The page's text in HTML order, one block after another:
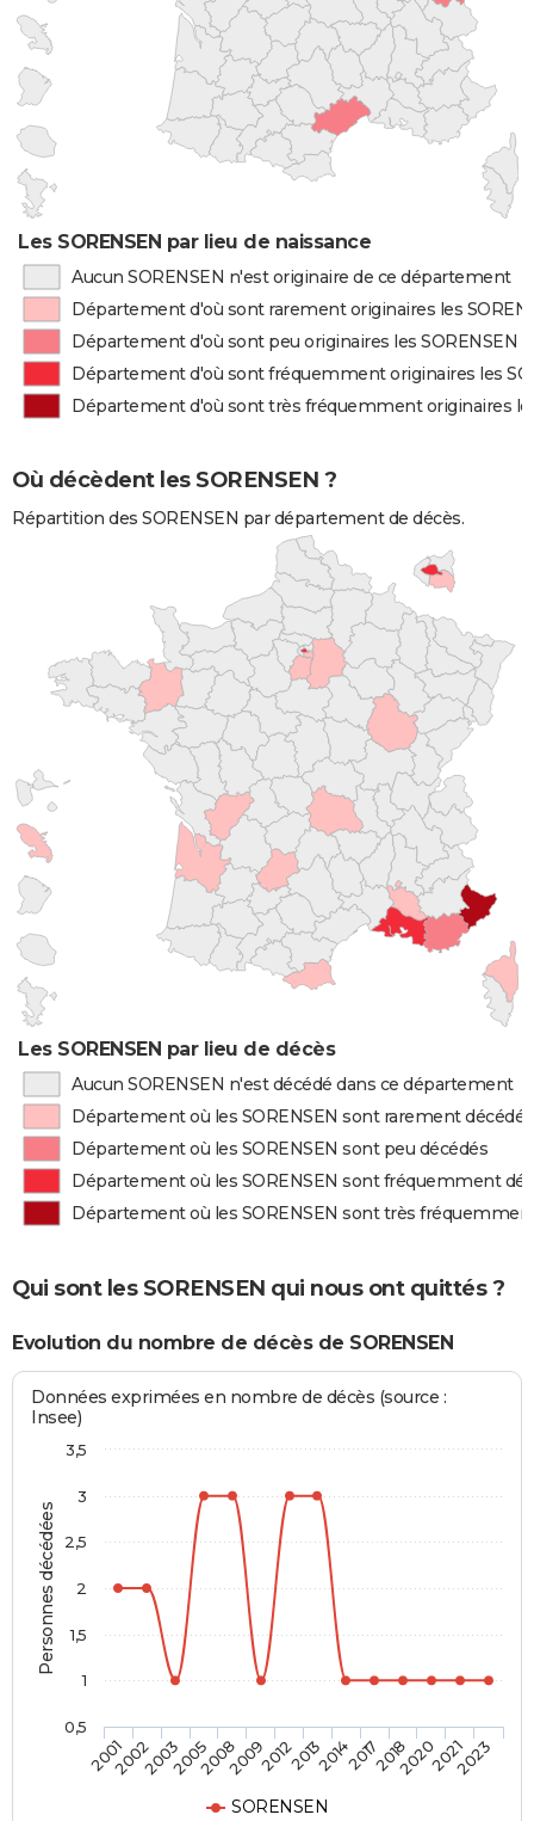
Les SORENSEN par lieu de naissance
Aucun SORENSEN n'est originaire de ce département
Département d'où sont rarement originaires les
Département d'où sont peu originaires les SORENSEN
Département d'où sont fréquemment originaires les
Département d'où sont très fréquemment originaires
Où décèdent les SORENSEN ?
Répartition des SORENSEN par département de décès.
Les SORENSEN par lieu de décès
Aucun SORENSEN n'est décédé dans ce département
Département où les SORENSEN sont rarement décédés
Département où les SORENSEN sont peu décédés
Département où les SORENSEN sont fréquemment
Département où les SORENSEN sont très
Qui sont les SORENSEN qui nous ont quittés ?
Evolution du nombre de décès de SORENSEN
Personnes décédées
Données exprimées en nombre de décès (source :
Insee)
SORENSEN
20012002200320052008200920122013201420172018202020212023
0,5
1
1,5
2
2,5
3
3,5